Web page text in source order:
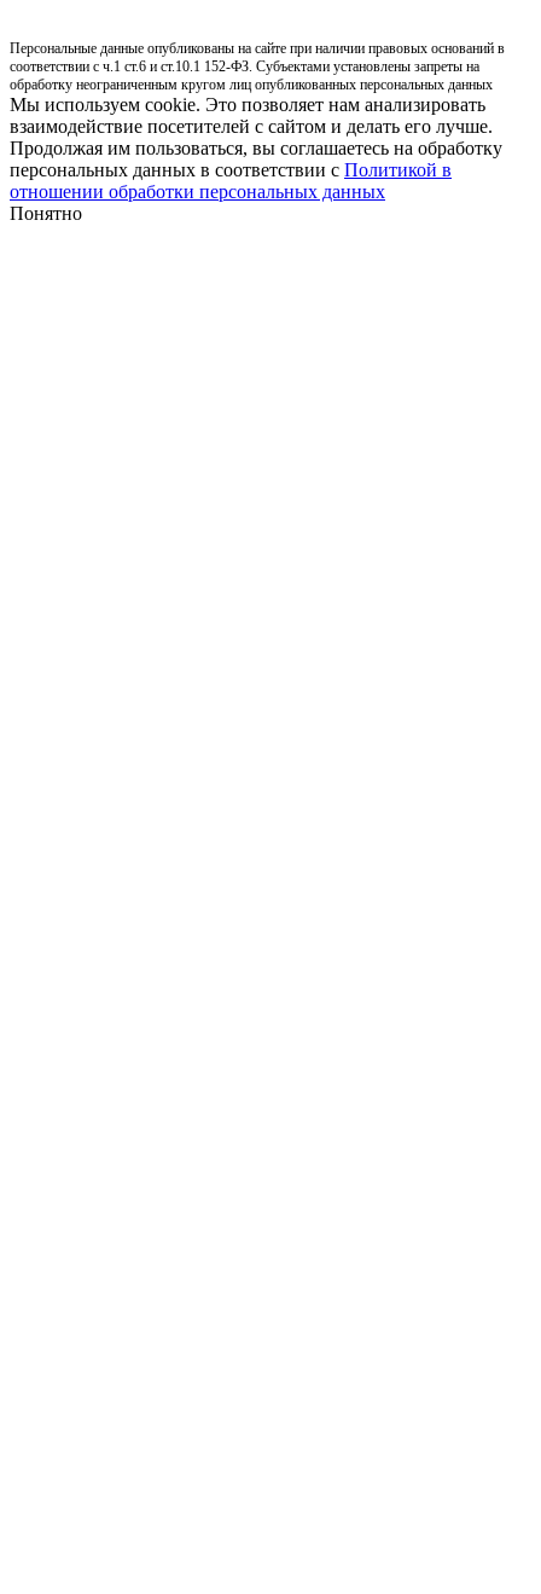
Персональные данные опубликованы на сайте при наличии правовых оснований в
соответствии с ч.1 ст.6 и ст.10.1 152-ФЗ. Субъектами установлены запреты на
обработку неограниченным кругом лиц опубликованных персональных данных
Мы используем cookie. Это позволяет нам анализировать
взаимодействие посетителей с сайтом и делать его лучше.
Продолжая им пользоваться, вы соглашаетесь на обработку
персональных данных в соответствии с Политикой в
отношении обработки персональных данных
Понятно